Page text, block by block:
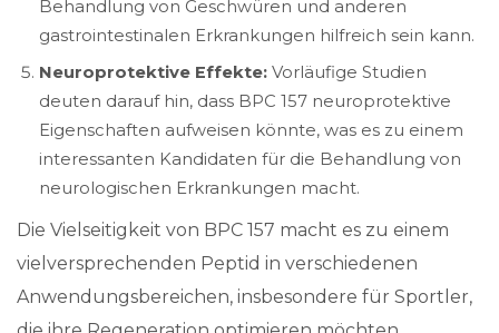
Behandlung von Geschwüren und anderen
gastrointestinalen Erkrankungen hilfreich sein kann.
Neuroprotektive Effekte: Vorläufige Studien
deuten darauf hin, dass BPC 157 neuroprotektive
Eigenschaften aufweisen könnte, was es zu einem
interessanten Kandidaten für die Behandlung von
neurologischen Erkrankungen macht.
Die Vielseitigkeit von BPC 157 macht es zu einem
vielversprechenden Peptid in verschiedenen
Anwendungsbereichen, insbesondere für Sportler,